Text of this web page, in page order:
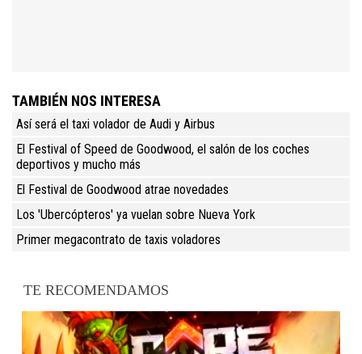
TAMBIÉN NOS INTERESA
Así será el taxi volador de Audi y Airbus
El Festival of Speed de Goodwood, el salón de los coches
deportivos y mucho más
El Festival de Goodwood atrae novedades
Los 'Ubercópteros' ya vuelan sobre Nueva York
Primer megacontrato de taxis voladores
TE RECOMENDAMOS